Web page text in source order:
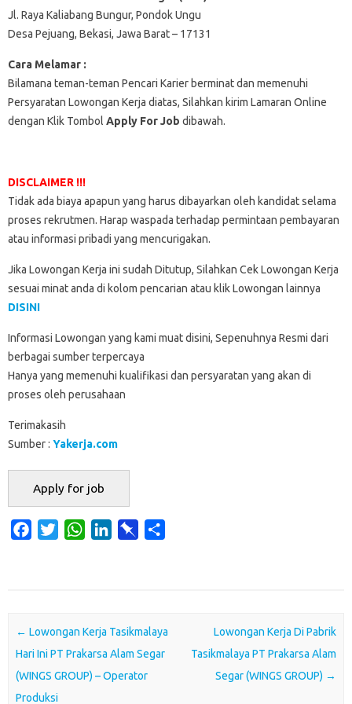
Jl. Raya Kaliabang Bungur, Pondok Ungu
Desa Pejuang, Bekasi, Jawa Barat – 17131
Cara Melamar :
Bilamana teman-teman Pencari Karier berminat dan memenuhi
Persyaratan Lowongan Kerja diatas, Silahkan kirim Lamaran Online
dengan Klik Tombol Apply For Job dibawah.
DISCLAIMER !!!
Tidak ada biaya apapun yang harus dibayarkan oleh kandidat selama
proses rekrutmen. Harap waspada terhadap permintaan pembayaran
atau informasi pribadi yang mencurigakan.
Jika Lowongan Kerja ini sudah Ditutup, Silahkan Cek Lowongan Kerja
sesuai minat anda di kolom pencarian atau klik Lowongan lainnya
DISINI
Informasi Lowongan yang kami muat disini, Sepenuhnya Resmi dari
berbagai sumber terpercaya
Hanya yang memenuhi kualifikasi dan persyaratan yang akan di
proses oleh perusahaan
Terimakasih
Sumber : Yakerja.com
o
o
k
e
r
W
A
p
p
d
I
n
a
r
d
Post navigation
← Lowongan Kerja Tasikmalaya
Hari Ini PT Prakarsa Alam Segar
(WINGS GROUP) – Operator
Produksi
Lowongan Kerja Di Pabrik
Tasikmalaya PT Prakarsa Alam
Segar (WINGS GROUP) →